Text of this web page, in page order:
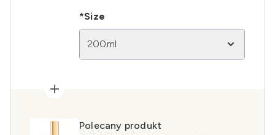
*Size
200ml
Polecany produkt